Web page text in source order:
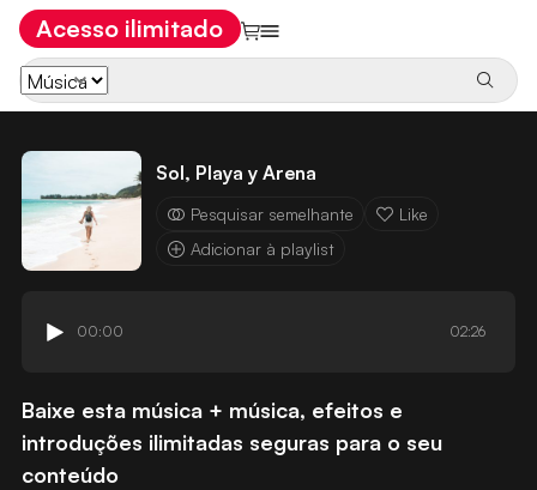
Acesso ilimitado
Sol, Playa y Arena
Pesquisar semelhante
Like
Adicionar à playlist
00:00 02:26
Baixe esta música + música, efeitos e
introduções ilimitadas seguras para o seu
conteúdo